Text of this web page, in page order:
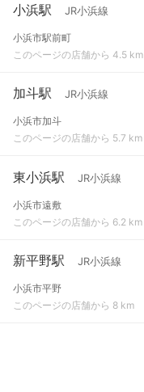
小浜駅 JR小浜線
小浜市駅前町
このページの店舗から 4.5 km
加斗駅 JR小浜線
小浜市加斗
このページの店舗から 5.7 km
東小浜駅 JR小浜線
小浜市遠敷
このページの店舗から 6.2 km
新平野駅 JR小浜線
小浜市平野
このページの店舗から 8 km